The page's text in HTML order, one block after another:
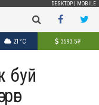
DESKTOP MOBILE
21°C 3593.5₮
буй